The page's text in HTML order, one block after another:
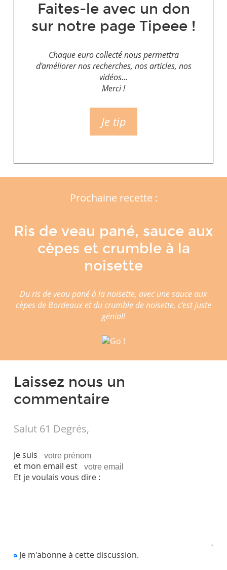
Faites-le avec un don
sur notre page Tipeee !
Chaque euro collecté nous permettra
d'améliorer nos recherches, nos articles, nos
vidéos...
Merci !
Je tip
Prochaine recette :
Ris de veau pané, sauce aux
cèpes et crumble à la
noisette
Du ris de veau pané à la noisette, avec une sauce aux
cèpes de Bordeaux et du crumble de noisette, c'est juste
génial!
Laissez nous un
commentaire
Salut 61 Degrés,
Je suis
et mon email est
Et je voulais vous dire :
Je m'abonne à cette discussion.